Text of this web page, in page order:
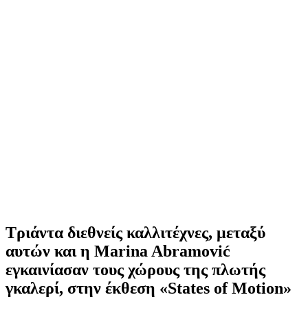
Τριάντα διεθνείς καλλιτέχνες, μεταξύ
αυτών και η Marina Abramović
εγκαινίασαν τους χώρους της πλωτής
γκαλερί, στην έκθεση «States of Motion»